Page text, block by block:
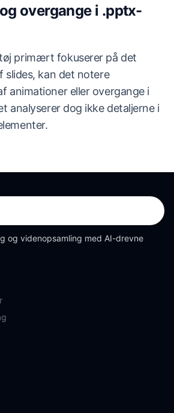
overgange i .pptx-
primært fokuserer på det
slides, kan det notere
animationer eller overgange i
analyserer dog ikke detaljerne i
og videnopsamling med AI-drevne